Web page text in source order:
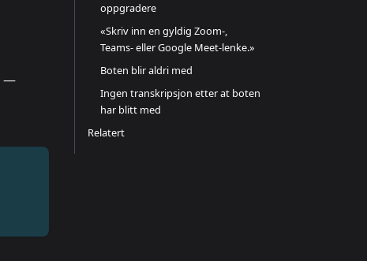
—
oppgradere
«Skriv inn en gyldig Zoom-,
Teams- eller Google Meet-lenke.»
Boten blir aldri med
Ingen transkripsjon etter at boten
har blitt med
Relatert